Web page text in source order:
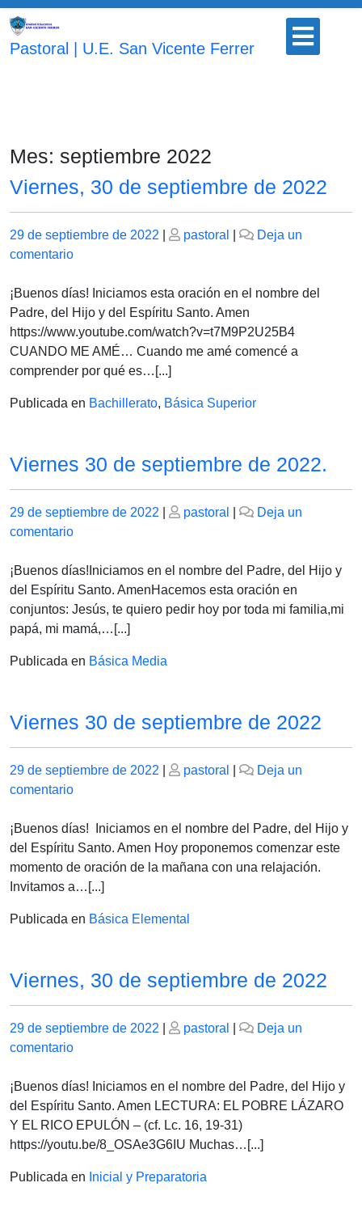
Saltar
contenido
Pastoral | U.E. San Vicente Ferrer
Botón
abrir
Mes: septiembre 2022
Viernes, 30 de septiembre de 2022
Publicado
el
29 de septiembre de 2022
Publicado
pastoral
Deja un
comentarioen
30
de
septiembre
de
2022
¡Buenos días! Iniciamos esta oración en el nombre del
Padre, del Hijo y del Espíritu Santo. Amen
https://www.youtube.com/watch?v=t7M9P2U25B4
CUANDO ME AMÉ… Cuando me amé comencé a
comprender por qué es…[...]
Publicada en Bachillerato, Básica Superior
Viernes 30 de septiembre de 2022.
Publicado
el
29 de septiembre de 2022
Publicado
pastoral
Deja un
comentarioen
30
de
septiembre
de
¡Buenos días!Iniciamos en el nombre del Padre, del Hijo y
del Espíritu Santo. AmenHacemos esta oración en
conjuntos: Jesús, te quiero pedir hoy por toda mi familia,mi
papá, mi mamá,…[...]
Publicada en Básica Media
Viernes 30 de septiembre de 2022
Publicado
el
29 de septiembre de 2022
Publicado
pastoral
Deja un
comentarioen
30
de
septiembre
de
¡Buenos días! Iniciamos en el nombre del Padre, del Hijo y
del Espíritu Santo. Amen Hoy proponemos comenzar este
momento de oración de la mañana con una relajación.
Invitamos a…[...]
Publicada en Básica Elemental
Viernes, 30 de septiembre de 2022
Publicado
el
29 de septiembre de 2022
Publicado
pastoral
Deja un
comentarioen
30
de
septiembre
de
¡Buenos días! Iniciamos en el nombre del Padre, del Hijo y
del Espíritu Santo. Amen LECTURA: EL POBRE LÁZARO
Y EL RICO EPULÓN – (cf. Lc. 16, 19-31)
https://youtu.be/8_OSAe3G6IU Muchas…[...]
Publicada en Inicial y Preparatoria